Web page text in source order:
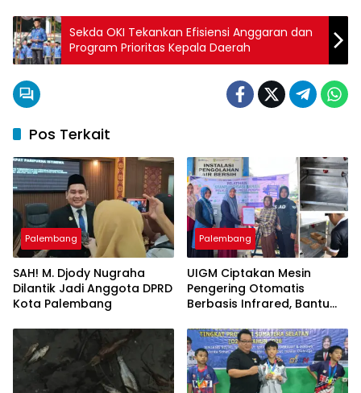
Sekda OKI Tekankan Efisiensi Anggaran dan
Program Prioritas Kepala Daerah
Pos Terkait
Palembang
SAH! M. Djody Nugraha
Dilantik Jadi Anggota DPRD
Kota Palembang
Palembang
UIGM Ciptakan Mesin
Pengering Otomatis
Berbasis Infrared, Bantu
Pulau Kemaro